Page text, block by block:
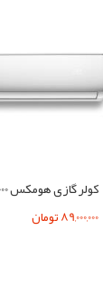
89,000,000 تومان